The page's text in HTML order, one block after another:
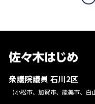
衆議院議員 石川2区
（小松市、加賀市、能美市、白